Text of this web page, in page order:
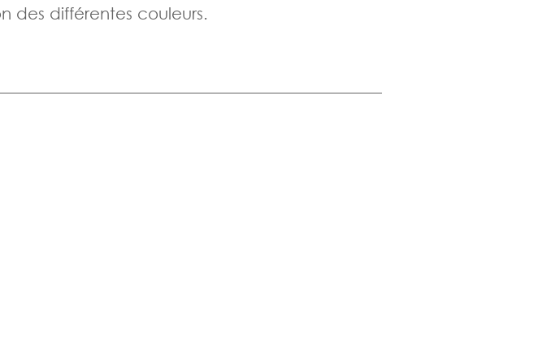
des différentes couleurs.